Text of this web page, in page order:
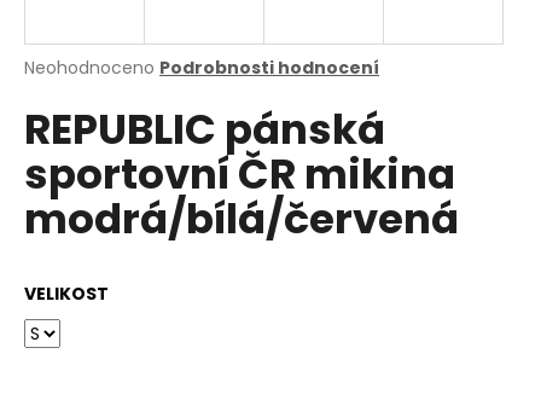
Průměrné
produktu
je
z
5
hvězdiček.
Neohodnoceno Podrobnosti hodnocení
REPUBLIC pánská
sportovní ČR mikina
modrá/bílá/červená
VELIKOST
j
t
?